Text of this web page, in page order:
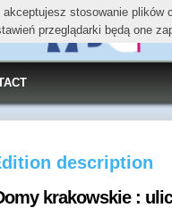
description
krakowskie :
akceptujesz stosowanie
przeglądarki będą one